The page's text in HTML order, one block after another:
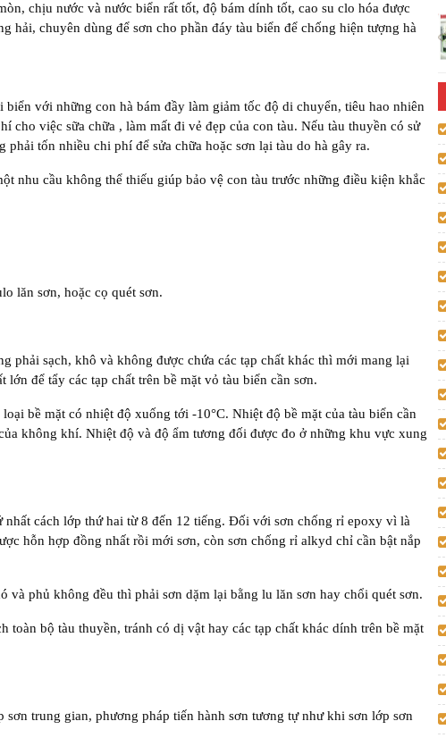
chịu nước và nước biển rất tốt, độ bám dính tốt, cao su clo hóa được
hải, chuyên dùng để sơn cho phần đáy tàu biển để chống hiện tượng hà
với những con hà bám đầy làm giảm tốc độ di chuyển, tiêu hao nhiên
cho việc sữa chữa , làm mất đi vẻ đẹp của con tàu. Nếu tàu thuyền có sử
tốn nhiều chi phí để sửa chữa hoặc sơn lại tàu do hà gây ra.
nhu cầu không thể thiếu giúp bảo vệ con tàu trước những điều kiện khắc
lăn sơn, hoặc cọ quét sơn.
phải sạch, khô và không được chứa các tạp chất khác thì mới mang lại
để tẩy các tạp chất trên bề mặt vỏ tàu biển cần sơn.
bề mặt có nhiệt độ xuống tới -10°C. Nhiệt độ bề mặt của tàu biển cần
không khí. Nhiệt độ và độ ẩm tương đối được đo ở những khu vực xung
cách lớp thứ hai từ 8 đến 12 tiếng. Đối với sơn chống rỉ epoxy vì là
hỗn hợp đồng nhất rồi mới sơn, còn sơn chống rỉ alkyd chỉ cần bật nắp
và phủ không đều thì phải sơn dặm lại bằng lu lăn sơn hay chổi quét sơn.
toàn bộ tàu thuyền, tránh có dị vật hay các tạp chất khác dính trên bề mặt
trung gian, phương pháp tiến hành sơn tương tự như khi sơn lớp sơn